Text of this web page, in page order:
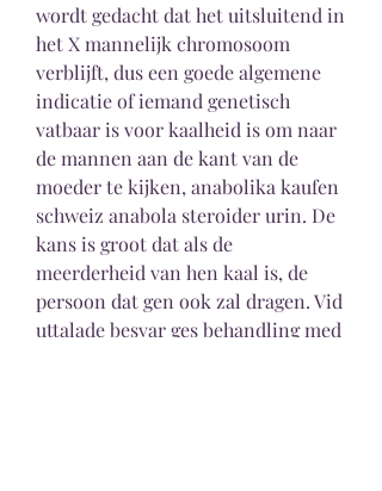
wordt gedacht dat het uitsluitend in
het X mannelijk chromosoom
verblijft, dus een goede algemene
indicatie of iemand genetisch
vatbaar is voor kaalheid is om naar
de mannen aan de kant van de
moeder te kijken, anabolika kaufen
schweiz anabola steroider urin. De
kans is groot dat als de
meerderheid van hen kaal is, de
persoon dat gen ook zal dragen. Vid
uttalade besvar ges behandling med